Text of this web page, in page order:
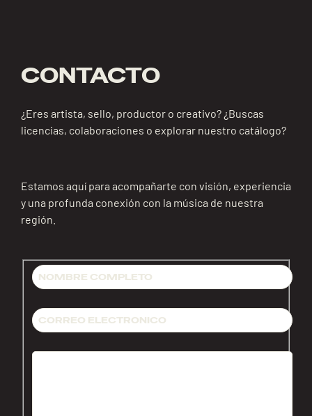
CONTACTO
¿Eres artista, sello, productor o creativo? ¿Buscas
licencias, colaboraciones o explorar nuestro catálogo?
Estamos aquí para acompañarte con visión, experiencia
y una profunda conexión con la música de nuestra
región.